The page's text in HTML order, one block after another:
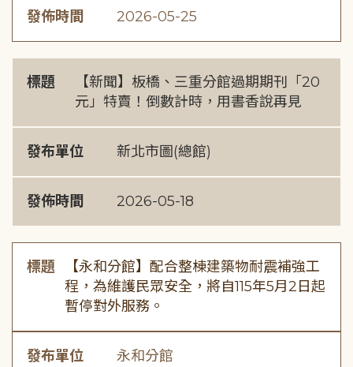
發佈時間 2026-05-25
標題
【新聞】板橋、三重分館過期期刊「20
元」特賣！倒數計時，用書香說再見
發布單位 新北市圖(總館)
發佈時間 2026-05-18
標題
【永和分館】配合整棟建築物耐震補強工
程，為維護民眾安全，將自115年5月2日起
暫停對外服務。
發布單位 永和分館